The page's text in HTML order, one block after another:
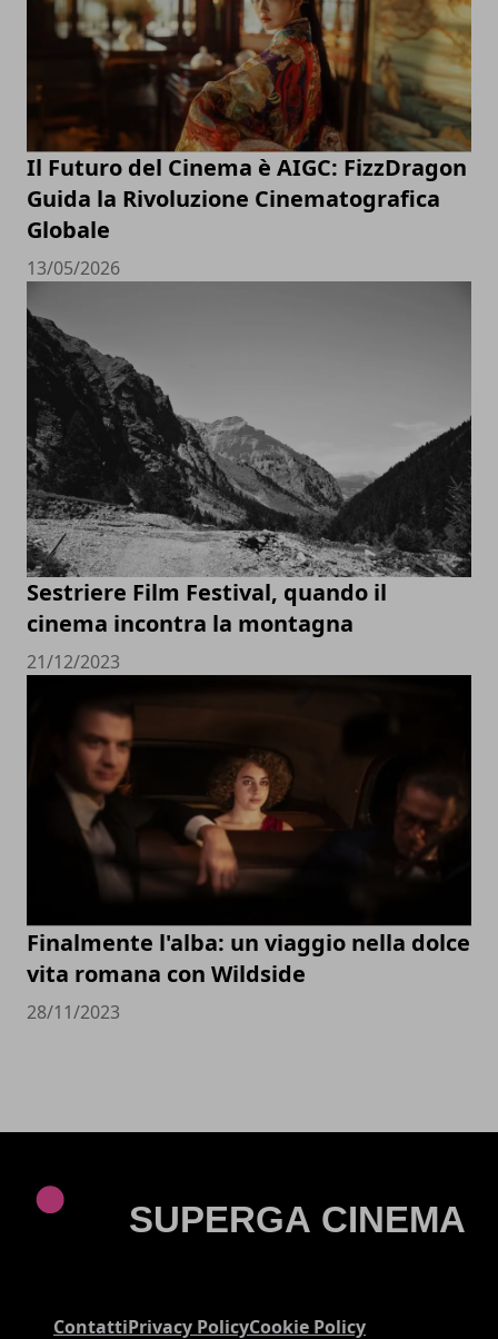
Il Futuro del Cinema è AIGC: FizzDragon
Guida la Rivoluzione Cinematografica
Globale
13/05/2026
Sestriere Film Festival, quando il
cinema incontra la montagna
21/12/2023
Finalmente l'alba: un viaggio nella dolce
vita romana con Wildside
28/11/2023
ContattiPrivacy PolicyCookie Policy